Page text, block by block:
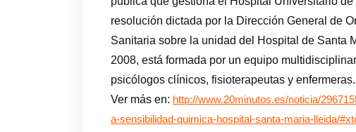
resolución dictada por la Dirección General de
Sanitaria sobre la unidad del Hospital de Santa
2008, está formada por un equipo
psicólogos clínicos, fisioterapeutas y enfermeras.
Ver más en: http://www.20minutos.es/noticia/
a-sensibilidad-quimica-hospital-santa-maria-lleida/